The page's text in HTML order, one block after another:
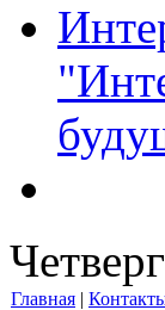
Главная |